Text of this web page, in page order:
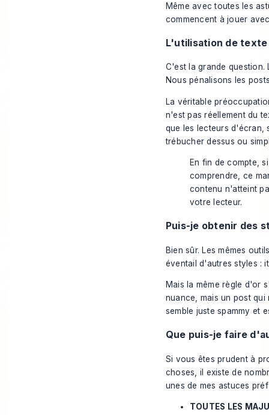
Même avec toutes les
commencent à jouer
L'utilisation de
C'est la grande
Nous pénalisons les
La véritable
n'est pas réellement du
que les lecteurs d'écran,
trébucher dessus ou
En fin de compte,
comprendre, ce
contenu n'atteint
votre lecteur.
Puis-je obtenir des
Bien sûr. Les mêmes
éventail d'autres styles :
Mais la même règle d'or
nuance, mais un post
semble juste spammy et
Que puis-je faire
Si vous êtes prudent à
choses, il existe de
unes de mes astuces
TOUTES LES